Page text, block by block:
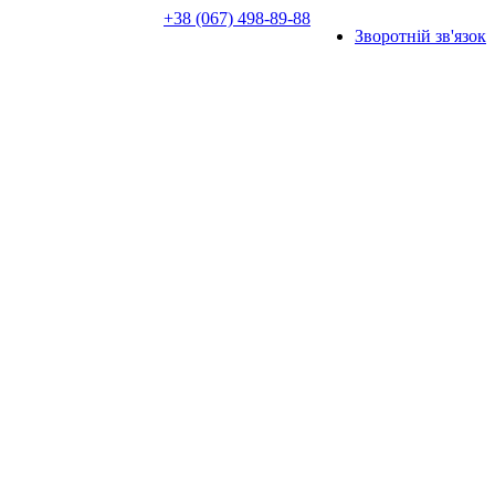
+38 (067) 498-89-88
Зворотній зв'язок